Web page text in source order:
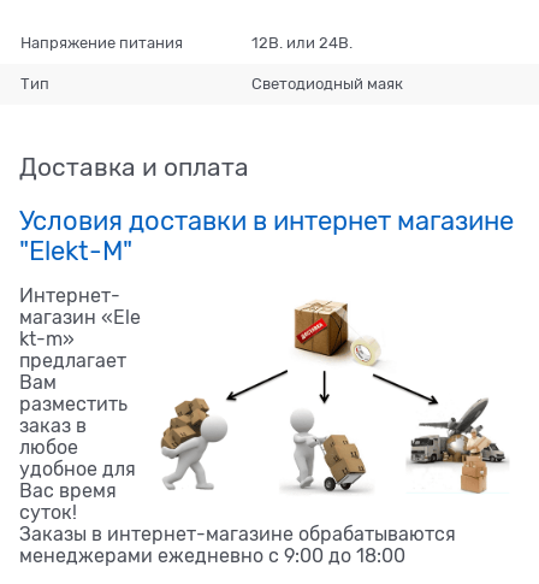
Напряжение питания 12В. или 24В.
Тип Светодиодный маяк
Доставка и оплата
Условия доставки в интернет магазине
"Elekt-M"
Интернет-
магазин «Ele
kt-m»
предлагает
Вам
разместить
заказ в
любое
удобное для
Вас время
суток!
Заказы в интернет-магазине обрабатываются
менеджерами ежедневно с 9:00 до 18:00